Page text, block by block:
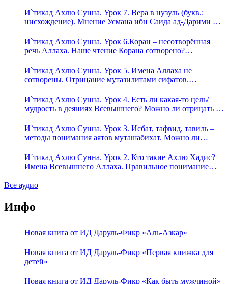
ибн Саида ад-Дарими. Иман – это слова, дела и
познание
И`тикад Ахлю Сунна. Урок 7. Вера в нузуль (букв.:
нисхождение). Мнение Усмана ибн Саида ад-Дарими о
физическим движением?
И`тикад Ахлю Сунна. Урок 6.Коран – несотворённая
речь Аллаха. Наше чтение Корана сотворено?
И`тикад Ахлю Сунна. Урок 5. Имена Аллаха не
сотворены. Отрицание мутазилитами сифатов.
И`тикад Ахлю Сунна. Урок 4. Есть ли какая-то цель/
мудрость в деяниях Всевышнего? Можно ли отрицать в
пришло в Коране и Сунне? Концепция ибн Таймийи
И`тикад Ахлю Сунна. Урок 3. Исбат, тафвид, тавиль –
методы понимания аятов муташабихат. Можно ли
означает утверждение сифата «биля кейфа» (без образа)?
И`тикад Ахлю Сунна. Урок 2. Кто такие Ахлю Хадис?
Имена Всевышнего Аллаха. Правильное понимание
Все аудио
Инфо
Новая книга от ИД Даруль-Фикр «Аль-Азкар»
Новая книга от ИД Даруль-Фикр «Первая книжка для
детей»
Новая книга от ИД Даруль-Фикр «Как быть мужчиной»